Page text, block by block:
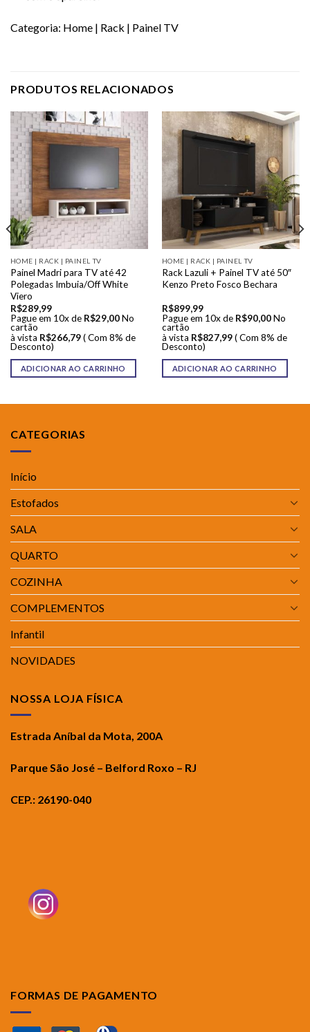
Categoria: Home | Rack | Painel TV
PRODUTOS RELACIONADOS
HOME | RACK | PAINEL TV
Painel Madri para TV até 42
Polegadas Imbuia/Off White
Viero
R$289,99
Pague em 10x de R$29,00 No
cartão
à vista R$266,79 ( Com 8% de
Desconto)
ADICIONAR AO CARRINHO
HOME | RACK | PAINEL TV
Rack Lazuli + Painel TV até 50″
Kenzo Preto Fosco Bechara
R$899,99
Pague em 10x de R$90,00 No
cartão
à vista R$827,99 ( Com 8% de
Desconto)
ADICIONAR AO CARRINHO
CATEGORIAS
Início
Estofados
SALA
QUARTO
COZINHA
COMPLEMENTOS
Infantil
NOVIDADES
NOSSA LOJA FÍSICA
Estrada Aníbal da Mota, 200A
Parque São José – Belford Roxo – RJ
CEP.: 26190-040
FORMAS DE PAGAMENTO